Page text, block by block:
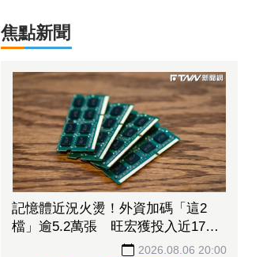
焦點新聞
記憶體近況火燙！外資加碼「這2
檔」逾5.2萬張 旺宏獲投入近17億
元、近5日大漲40%
2026.08.06 20:00